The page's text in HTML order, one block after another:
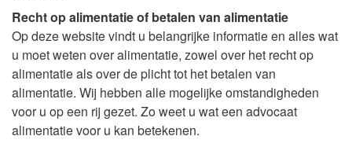
Recht op alimentatie of betalen van alimentatie
Op deze website vindt u belangrijke informatie en alles wat
u moet weten over alimentatie, zowel over het recht op
alimentatie als over de plicht tot het betalen van
alimentatie. Wij hebben alle mogelijke omstandigheden
voor u op een rij gezet. Zo weet u wat een advocaat
alimentatie voor u kan betekenen.